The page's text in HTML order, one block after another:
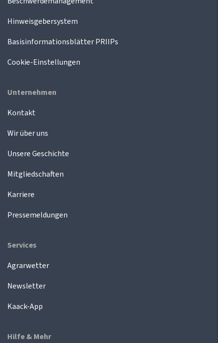
Hinweisgebersystem
Basisinformationsblätter PRIIPs
Cookie-Einstellungen
Unternehmen
Kontakt
Wir über uns
Unsere Geschichte
Mitgliedschaften
Karriere
Pressemeldungen
Services
Agrarwetter
Newsletter
Kaack-App
Hilfe & Mehr